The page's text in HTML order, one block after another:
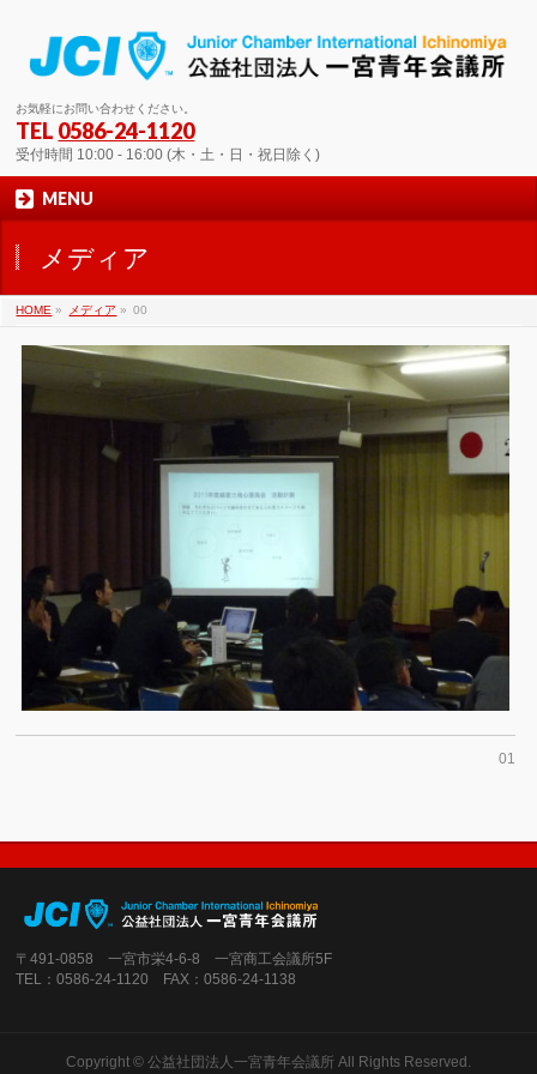
お気軽にお問い合わせください。
TEL 0586-24-1120
受付時間 10:00 - 16:00 (木・土・日・祝日除く)
MENU
メディア
HOME » メディア » 00
01
〒491-0858 一宮市栄4-6-8 一宮商工会議所5F
TEL：0586-24-1120 FAX：0586-24-1138
Copyright © 公益社団法人一宮青年会議所All Rights Reserved.